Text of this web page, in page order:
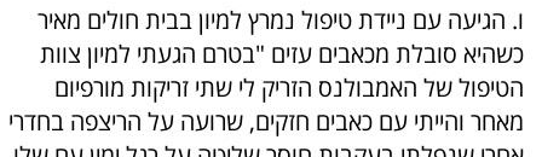
ו. הגיעה עם ניידת טיפול נמרץ למיון בבית חולים מאיר
כשהיא סובלת מכאבים עזים "בטרם הגעתי למיון צוות
הטיפול של האמבולנס הזריק לי שתי זריקות מורפיום
מאחר והייתי עם כאבים חזקים, שרועה על הריצפה בחדרי